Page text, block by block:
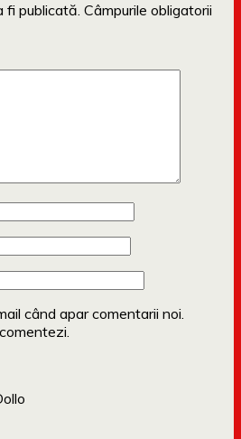
fi publicată. Câmpurile obligatorii
când apar comentarii noi.